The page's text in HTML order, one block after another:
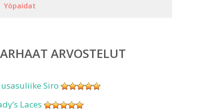
Yöpaidat
ARVOSTELUT
Siro
Laces